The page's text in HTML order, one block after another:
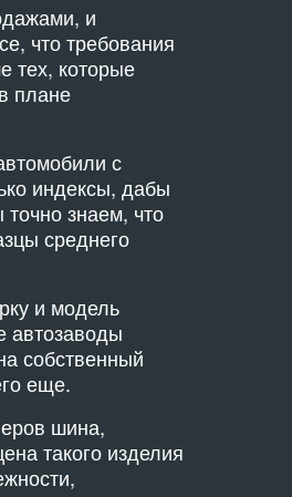
и
что требования
тех, которые
плане
с
индексы, дабы
знаем, что
среднего
и модель
автозаводы
собственный
еще.
шина,
такого изделия